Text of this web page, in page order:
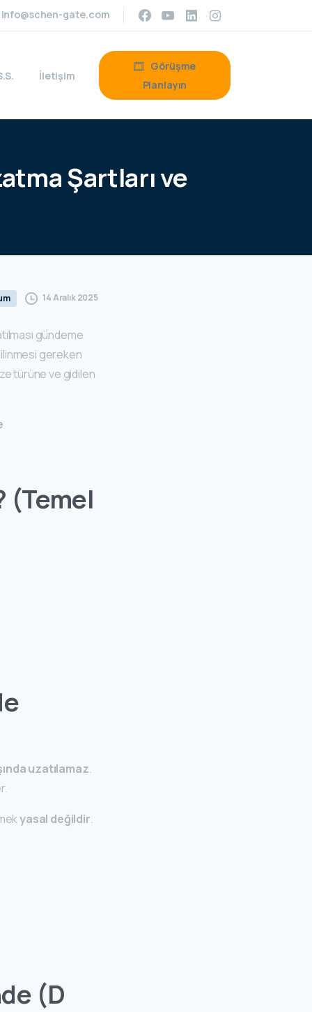
info@schen-gate.com
İletişim
Görüşme
Planlayın
Şartlarıve
14 Aralık 2025
gündeme
gereken
türüne ve gidilen
(Temel
uzatılamaz.
yasal değildir.
(D